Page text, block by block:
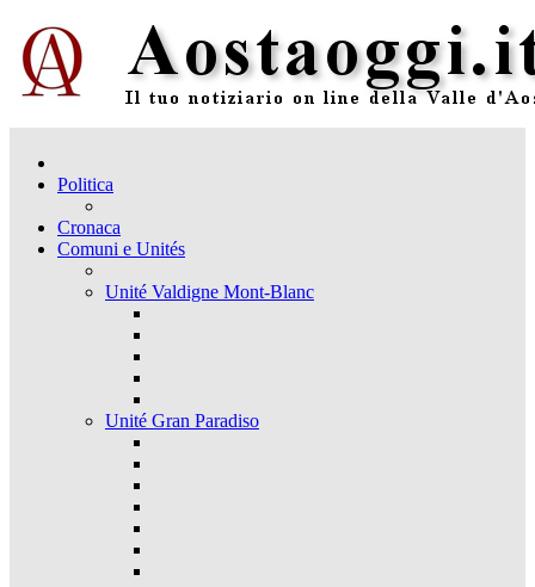
Politica
Cronaca
Comuni e Unités
Unité Valdigne Mont-Blanc
Unité Gran Paradiso